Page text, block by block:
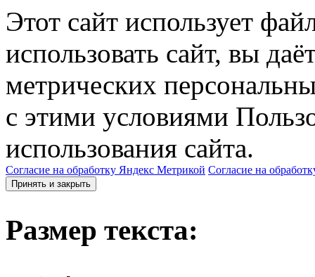
Этот сайт использует
использовать сайт, вы
метрических
с этими условиями
использования сайта.
Согласие на обработку Яндекс Метрикой Согласие на
Принять и закрыть
Размер текста: